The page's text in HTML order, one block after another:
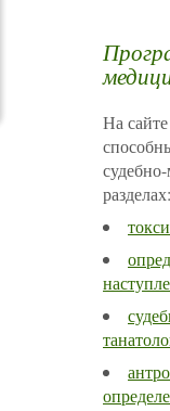
На
разделах: